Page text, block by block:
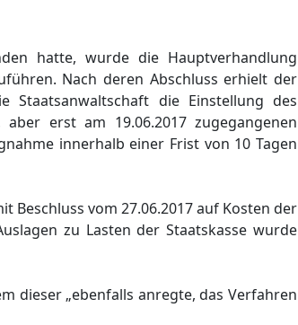
hatte, wurde die Hauptverhandlung
Nach deren Abschluss erhielt der
Staatsanwaltschaft die Einstellung des
erst am 19.06.2017 zugegangenen
innerhalb einer Frist von 10 Tagen
Beschluss vom 27.06.2017 auf Kosten der
zu Lasten der Staatskasse wurde
dieser „ebenfalls anregte, das Verfahren